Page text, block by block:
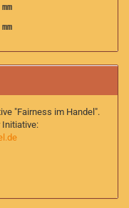
"Fairness im Handel".
Initiative: